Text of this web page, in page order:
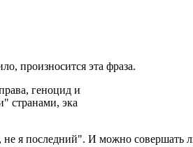
произносится эта фраза.
геноцид и
странами, эка
я последний". И можно совершать